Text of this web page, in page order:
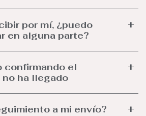
por mí, ¿puedo
en alguna parte?
confirmando el
no ha llegado
a mi envío?